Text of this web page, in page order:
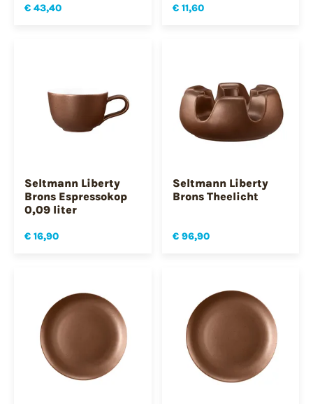
€ 43,40 € 11,60
Seltmann Liberty
Brons Espressokop
0,09 liter
€ 16,90
Seltmann Liberty
Brons Theelicht
€ 96,90